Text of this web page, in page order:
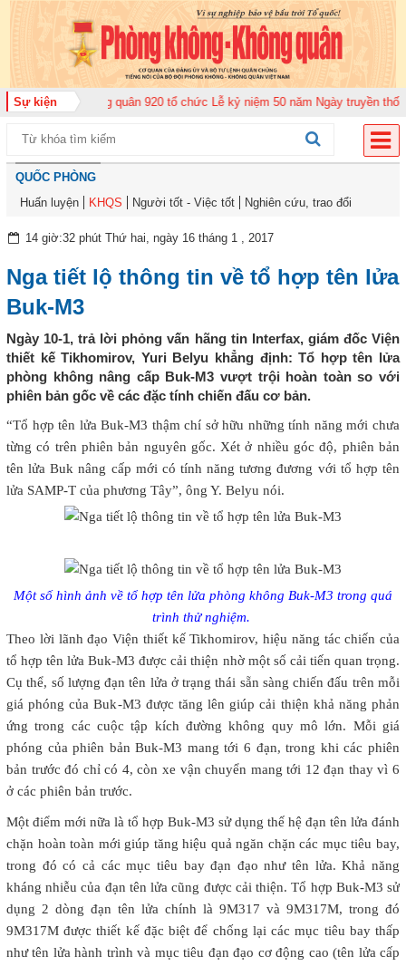
Sự kiện
Trung đoàn Không quân 920 tổ chức Lễ kỷ niệm 50 năm Ngày truyền thống
QUỐC PHÒNG
Huấn luyện
KHQS Người tốt - Việc tốt Nghiên cứu, trao đổi
14 giờ:32 phút Thứ hai, ngày 16 tháng 1 , 2017
Nga tiết lộ thông tin về tổ hợp tên lửa
Buk-M3
Ngày 10-1, trả lời phỏng vấn hãng tin Interfax, giám đốc Viện
thiết kế Tikhomirov, Yuri Belyu khẳng định: Tổ hợp tên lửa
phòng không nâng cấp Buk-M3 vượt trội hoàn toàn so với
phiên bản gốc về các đặc tính chiến đấu cơ bản.
“Tổ hợp tên lửa Buk-M3 thậm chí sở hữu những tính năng mới chưa
từng có trên phiên bản nguyên gốc. Xét ở nhiều góc độ, phiên bản
tên lửa Buk nâng cấp mới có tính năng tương đương với tổ hợp tên
lửa SAMP-T của phương Tây”, ông Y. Belyu nói.
Một số hình ảnh về tổ hợp tên lửa phòng không Buk-M3 trong quá
trình thử nghiệm.
Theo lời lãnh đạo Viện thiết kế Tikhomirov, hiệu năng tác chiến của
tổ hợp tên lửa Buk-M3 được cải thiện nhờ một số cải tiến quan trọng.
Cụ thể, số lượng đạn tên lửa ở trạng thái sẵn sàng chiến đấu trên mỗi
giá phóng của Buk-M3 được tăng lên giúp cải thiện khả năng phản
ứng trong các cuộc tập kích đường không quy mô lớn. Mỗi giá
phóng của phiên bản Buk-M3 mang tới 6 đạn, trong khi các phiên
bản trước đó chỉ có 4, còn xe vận chuyển mang tới 12 đạn thay vì 6
ở các phiên bản trước.
Một điểm mới nữa là tổ hợp Buk-M3 sử dụng thế hệ đạn tên lửa đánh
chặn hoàn toàn mới giúp tăng hiệu quả ngăn chặn các mục tiêu bay,
trong đó có cả các mục tiêu bay đạn đạo như tên lửa. Khả năng
kháng nhiễu của đạn tên lửa cũng được cải thiện. Tổ hợp Buk-M3 sử
dụng 2 dòng đạn tên lửa chính là 9M317 và 9M317M, trong đó
9M317M được thiết kế đặc biệt để chống lại các mục tiêu bay thấp
như tên lửa hành trình và mục tiêu đạn đạo cơ động cao (tên lửa cấp